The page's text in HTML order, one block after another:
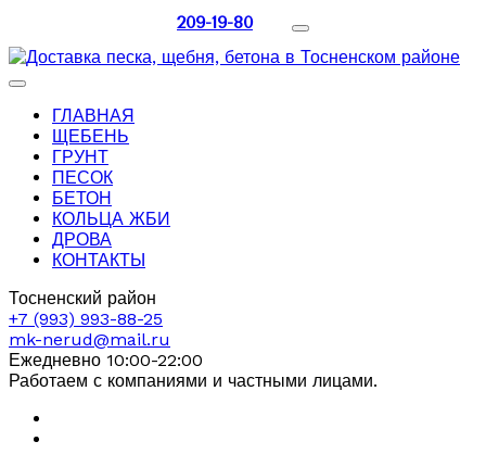
209-19-80
ГЛАВНАЯ
ЩЕБЕНЬ
ГРУНТ
ПЕСОК
БЕТОН
КОЛЬЦА ЖБИ
ДРОВА
КОНТАКТЫ
Тосненский район
+7 (993) 993-88-25
mk-nerud@mail.ru
Ежедневно 10:00-22:00
Работаем с компаниями и частными лицами.